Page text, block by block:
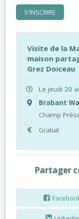
Visite de la
maison
Grez Doiceau
Le jeudi 20
Brabant
Champ
Gratuit
Partager